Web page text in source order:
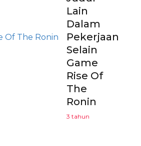
Lain
Dalam
Pekerjaan
Selain
Game
Rise Of
The
Ronin
3 tahun